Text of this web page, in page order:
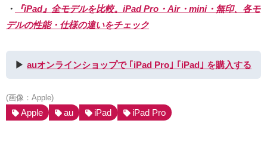
・
『iPad』全モデルを比較。iPad Pro・Air・mini・無印、各モ
デルの性能・仕様の違いをチェック
▶︎ auオンラインショップで ｢iPad Pro｣ ｢iPad｣ を購入する
(画像：Apple)
Apple au iPad iPad Pro